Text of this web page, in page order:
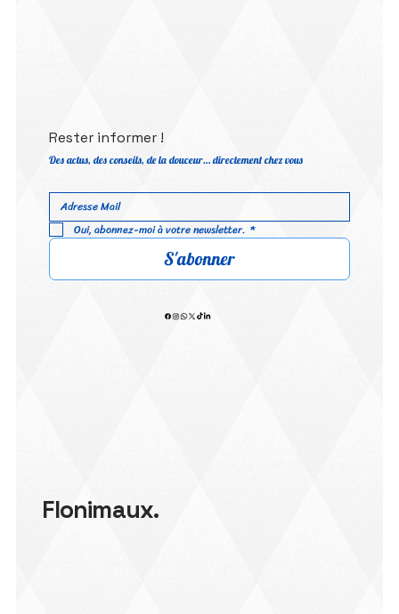
Rester informer !
Des actus, des conseils, de la douceur… directement chez vous
Oui, abonnez-moi à votre newsletter. *
S'abonner
Flonimaux.